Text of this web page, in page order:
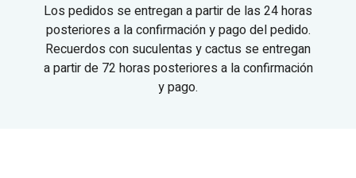
Los pedidos se entregan a partir de las 24 horas
posteriores a la confirmación y pago del pedido.
Recuerdos con suculentas y cactus se entregan
a partir de 72 horas posteriores a la confirmación
y pago.